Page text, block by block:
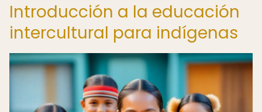
Introducción a la educación
intercultural para indígenas